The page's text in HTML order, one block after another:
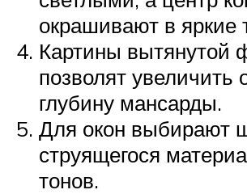
окрашивают в яркие
Картины вытянутой
позволят увеличить
глубину мансарды.
Для окон выбирают
струящегося
тонов.